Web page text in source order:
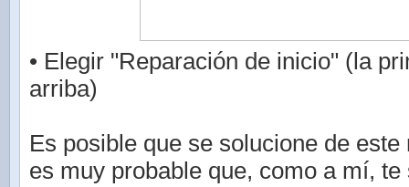
• Elegir "Reparación de inicio" (la
arriba)
Es posible que se solucione de
es muy probable que, como a mí,